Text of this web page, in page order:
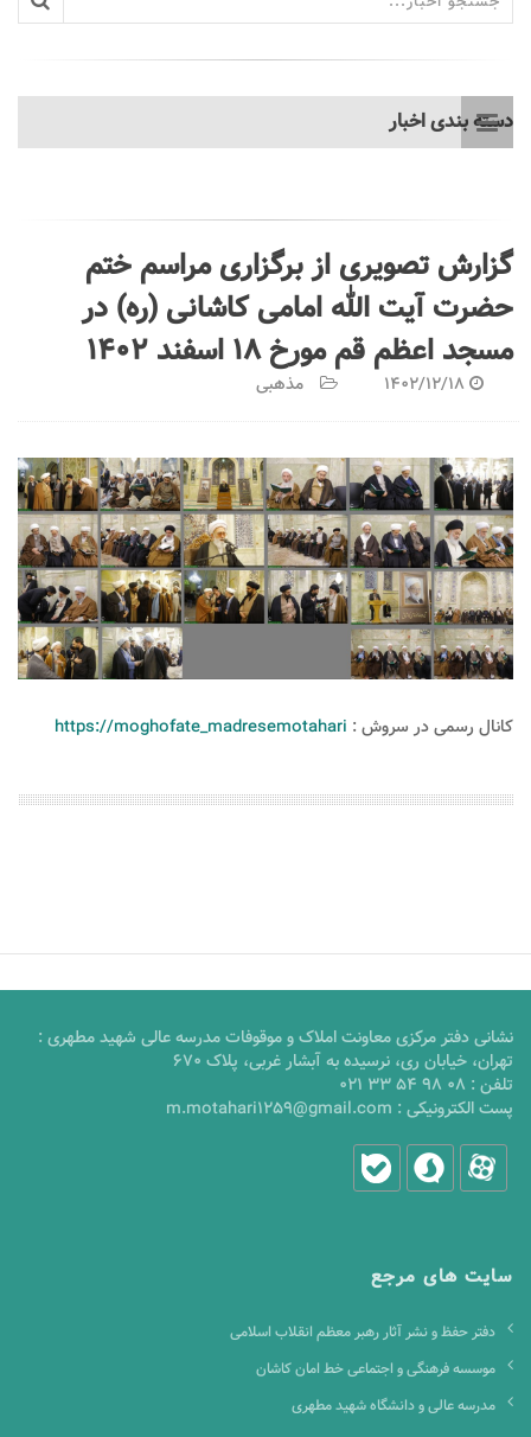
دسته بندی اخبار
گزارش تصویری از برگزاری مراسم ختم
حضرت آیت الله امامی کاشانی (ره) در
مسجد اعظم قم مورخ ۱۸ اسفند ۱۴۰۲
1402/12/18 مذهبی
کانال رسمی در سروش : https://moghofate_madresemotahari
نشانی دفتر مرکزی معاونت املاک و موقوفات مدرسه عالی شهید مطهری :
تهران، خیابان ری، نرسیده به آبشار غربی، پلاک 670
تلفن : 021 33 54 98 08
پست الکترونیکی : m.motahari1259@gmail.com
سایت های مرجع
دفتر حفظ و نشر آثار رهبر معظم انقلاب اسلامی
موسسه فرهنگی و اجتماعی خط امان کاشان
مدرسه عالی و دانشگاه شهید مطهری